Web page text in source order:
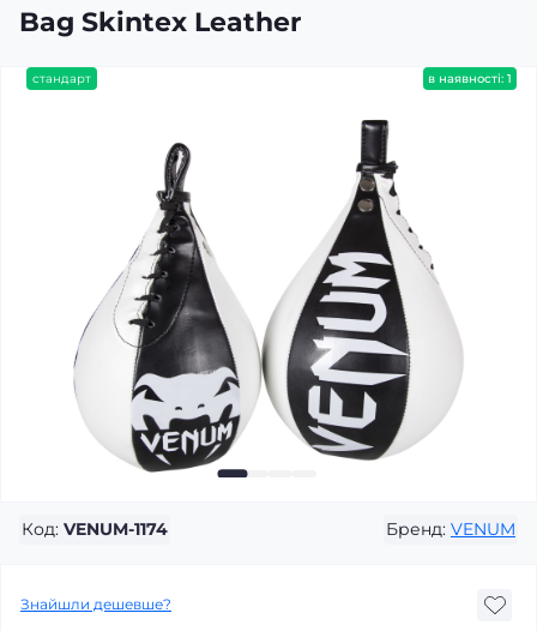
Bag Skintex Leather
стандарт в наявності: 1
Код: VENUM-1174 Бренд: VENUM
Знайшли дешевше?